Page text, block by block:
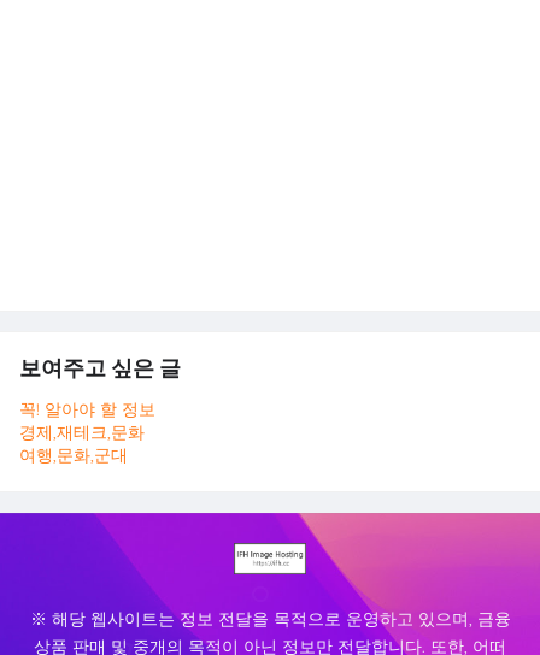
보여주고 싶은 글
꼭! 알아야 할 정보
경제,재테크,문화
여행,문화,군대
※ 해당 웹사이트는 정보 전달을 목적으로 운영하고 있으며, 금융
상품 판매 및 중개의 목적이 아닌 정보만 전달합니다. 또한, 어떠